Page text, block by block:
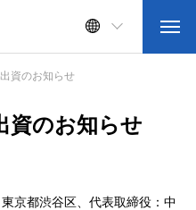
資のお知らせ
資のお知らせ
京都渋谷区、代表取締役：中